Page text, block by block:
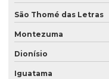
São Thomé das Letras
Montezuma
Dionísio
Iguatama